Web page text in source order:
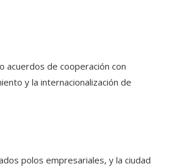
acuerdos de cooperación con
y la internacionalización de
polos empresariales, y la ciudad